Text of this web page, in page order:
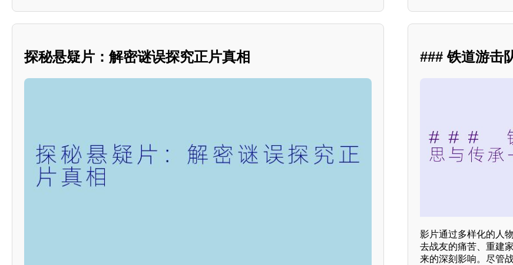
探秘悬疑片：解密谜误探究正片真相 ### 铁道游击
影片通过多样化的人
去战友的痛苦、重建
来的深刻影响。尽管